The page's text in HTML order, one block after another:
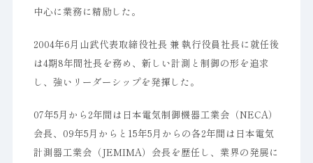
中心に業務に精励した。
2004年6月山武代表取締役社長 兼 執行役員社長に就任後
は4期8年間社長を務め、新しい計測と制御の形を追求
し、強いリーダーシップを発揮した。
07年5月から2年間は日本電気制御機器工業会（NECA）
会長、09年5月からと15年5月からの各2年間は日本電気
計測器工業会（JEMIMA）会長を歴任し、業界の発展に